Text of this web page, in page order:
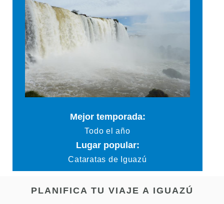
Mejor temporada:
Todo el año
Lugar popular:
Cataratas de Iguazú
PLANIFICA TU VIAJE A IGUAZÚ